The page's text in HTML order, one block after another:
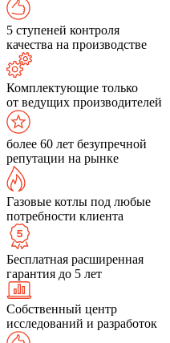
5 ступеней контроля
качества на производстве
Комплектующие только
от ведущих производителей
более 60 лет безупречной
репутации на рынке
Газовые котлы под любые
потребности клиента
Бесплатная расширенная
гарантия до 5 лет
Собственный центр
исследований и разработок